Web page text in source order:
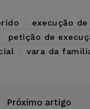
execução
petição de
vara da
Próximo artigo